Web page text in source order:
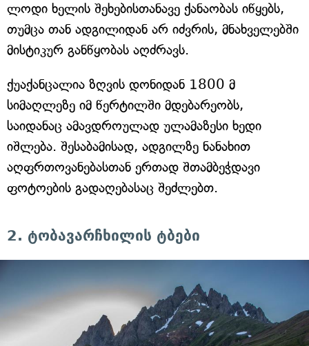
ლოდი ხელის შეხებისთანავე ქანაობას იწყებს,
თუმცა თან ადგილიდან არ იძვრის, მნახველებში
მისტიკურ განწყობას აღძრავს.
ქუაქანცალია ზღვის დონიდან 1800 მ
სიმაღლეზე იმ წერტილში მდებარეობს,
საიდანაც ამავდროულად ულამაზესი ხედი
იშლება. შესაბამისად, ადგილზე ნანახით
აღფრთოვანებასთან ერთად შთამბეჭდავი
ფოტოების გადაღებასაც შეძლებთ.
2. ტობავარჩხილის ტბები